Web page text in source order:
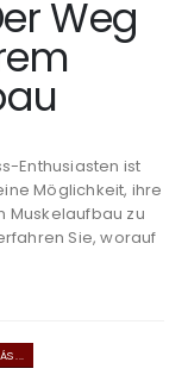
Weg
Enthusiasten ist
Möglichkeit, ihre
Muskelaufbau zu
Sie, worauf
...